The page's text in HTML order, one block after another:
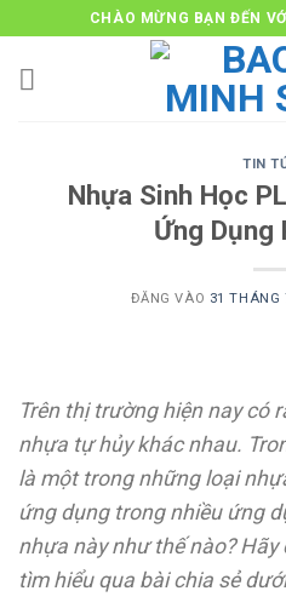
qua
nội
CHÀO MỪNG BẠN ĐẾN
TIN
Nhựa Sinh Học
Ứng Dụng
ĐĂNG VÀO 31 THÁNG
Trên thị trường hiện nay có
nhựa tự hủy khác nhau.
là một trong những loại
ứng dụng trong nhiều ứng
nhựa này như thế nào? Hãy
tìm hiểu qua bài chia sẻ